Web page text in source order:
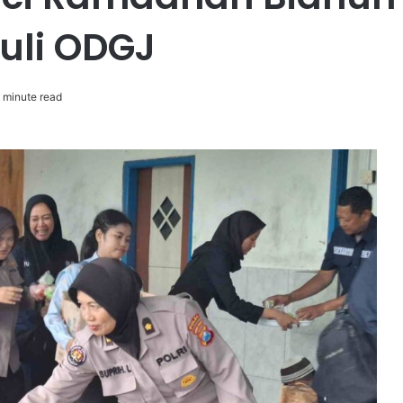
ODGJ
minute read
Ketentuan
KAPOLRI”KOMPETENSI
PRESIDEN”
9 jam ago
PENGGANTIAN
KAPOLRI”KOMPETENSI ABSOLUT
PRESIDEN”